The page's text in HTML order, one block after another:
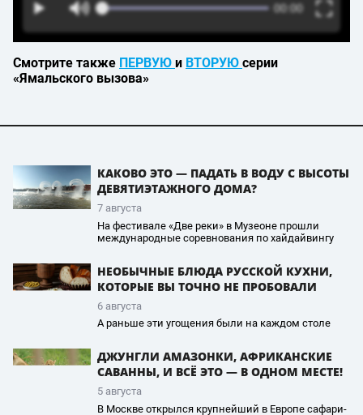
Смотрите также ПЕРВУЮ и ВТОРУЮ серии
«Ямальского вызова»
КАКОВО ЭТО — ПАДАТЬ В ВОДУ С ВЫСОТЫ
ДЕВЯТИЭТАЖНОГО ДОМА?
7 августа
На фестивале «Две реки» в Музеоне прошли
международные соревнования по хайдайвингу
НЕОБЫЧНЫЕ БЛЮДА РУССКОЙ КУХНИ,
КОТОРЫЕ ВЫ ТОЧНО НЕ ПРОБОВАЛИ
6 августа
А раньше эти угощения были на каждом столе
ДЖУНГЛИ АМАЗОНКИ, АФРИКАНСКИЕ
САВАННЫ, И ВСЁ ЭТО — В ОДНОМ МЕСТЕ!
5 августа
В Москве открылся крупнейший в Европе сафари-